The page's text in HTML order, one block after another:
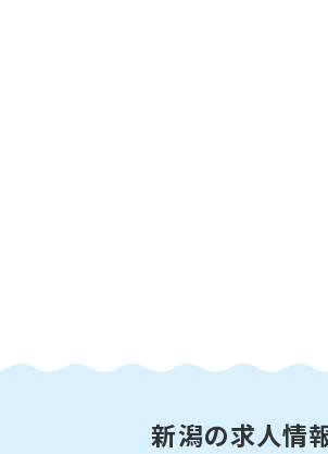
新潟の求人情